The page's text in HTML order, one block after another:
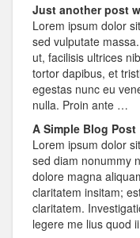
Just another post
Lorem ipsum dolor
sed vulputate
ut, facilisis ultrices
tortor dapibus, et
egestas nunc eu
nulla. Proin ante …
A Simple Blog Post
Lorem ipsum dolor
sed diam nonummy
dolore magna
claritatem insitam;
claritatem.
legere me lius quod